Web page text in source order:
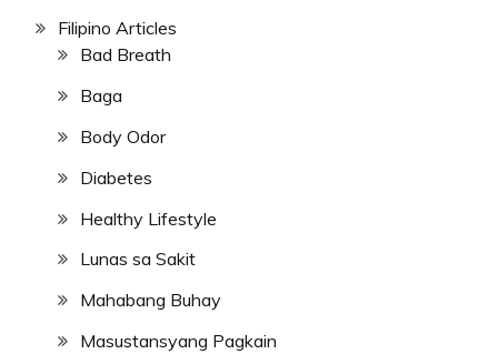
Filipino Articles
Bad Breath
Baga
Body Odor
Diabetes
Healthy Lifestyle
Lunas sa Sakit
Mahabang Buhay
Masustansyang Pagkain